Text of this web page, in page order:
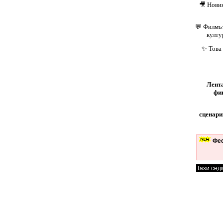
🎥
💬
✨ Това
Тази